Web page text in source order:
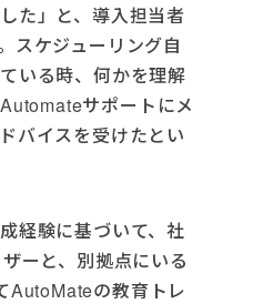
た」と、導入担当者
スケジューリング自
いる時、何かを理解
サポートにメ
バイスを受けたとい
経験に基づいて、社
ーと、別拠点にいる
AutoMateの教育トレ